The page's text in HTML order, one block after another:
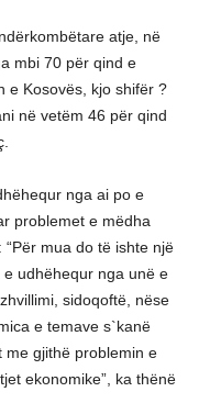
atje, në
mbi 70 për qind e
e Kosovës, kjo shifër ?
në vetëm 46 për qind
nga ai po e
problemet e mëdha
mua do të ishte një
udhëhequr nga unë e
sidoqoftë, nëse
e temave s`kanë
me gjithë problemin e
ekonomike”, ka thënë